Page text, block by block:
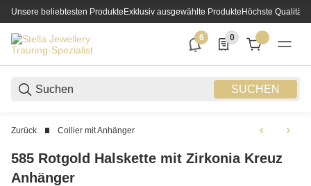
Unsere beliebtesten ProdukteExklusiv ausgewählte ProdukteHöchste Qualität
SUCHEN
6
6 neue Notifizierungen
0
0 Produkte in der
Zurück Collier mit Anhänger
585 Rotgold Halskette mit Zirkonia Kreuz
Anhänger